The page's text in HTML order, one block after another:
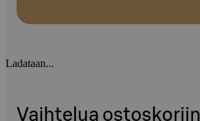
Ladataan...
Vaihtelua ostoskoriin